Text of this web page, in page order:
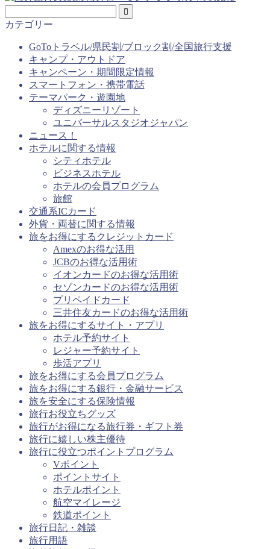
カテゴリー
GoToトラベル/県民割/ブロック割/全国旅行支援
キャンプ・アウトドア
キャンペーン・期間限定情報
スマートフォン・携帯電話
テーマパーク・遊園地
ディズニーリゾート
ユニバーサルスタジオジャパン
ニュース！
ホテルに関する情報
シティホテル
ビジネスホテル
ホテルの会員プログラム
旅館
交通系ICカード
外貨・両替に関する情報
旅をお得にするクレジットカード
Amexのお得な活用
JCBのお得な活用術
イオンカードのお得な活用術
セゾンカードのお得な活用術
プリペイドカード
三井住友カードのお得な活用術
旅をお得にするサイト・アプリ
ホテル予約サイト
レジャー予約サイト
歩活アプリ
旅をお得にする会員プログラム
旅をお得にする銀行・金融サービス
旅を安全にする保険情報
旅行お役立ちグッズ
旅行がお得になる旅行券・ギフト券
旅行に嬉しい株主優待
旅行に役立つポイントプログラム
Vポイント
ポイントサイト
ホテルポイント
航空マイレージ
鉄道ポイント
旅行日記・雑談
旅行用語